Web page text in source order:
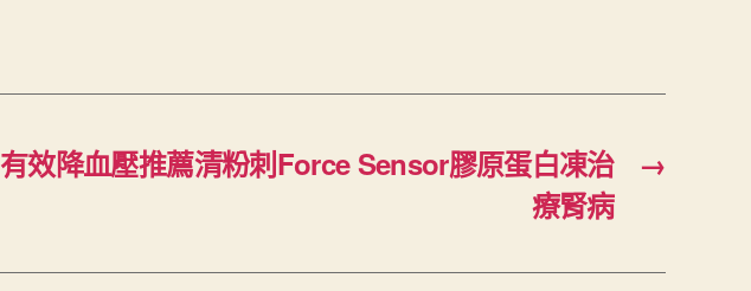
→
有效降血壓推薦清粉刺Force Sensor膠原蛋白凍治
療腎病